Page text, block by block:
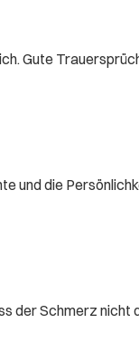
Gute
und die
der Schmerz